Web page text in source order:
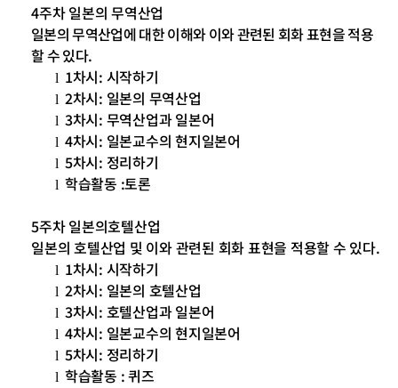
4주차 일본의 무역산업
일본의 무역산업에 대한 이해와 이와 관련된 회화 표현을 적용
할 수 있다.
l 1차시: 시작하기
l 2차시: 일본의 무역산업
l 3차시: 무역산업과 일본어
l 4차시: 일본교수의 현지일본어
l 5차시: 정리하기
l 학습활동 :토론
5주차일본의호텔산업
일본의 호텔산업 및 이와 관련된 회화 표현을 적용할 수 있다.
l 1차시: 시작하기
l 2차시: 일본의 호텔산업
l 3차시: 호텔산업과 일본어
l 4차시: 일본교수의 현지일본어
l 5차시: 정리하기
l 학습활동 :퀴즈